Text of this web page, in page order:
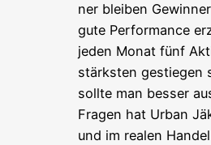
ner blei­ben
gute Per­for­mance
jeden Monat fünf
stärks­ten gestie­gen
soll­te man bes­ser
Fra­gen hat Urban
und im rea­len